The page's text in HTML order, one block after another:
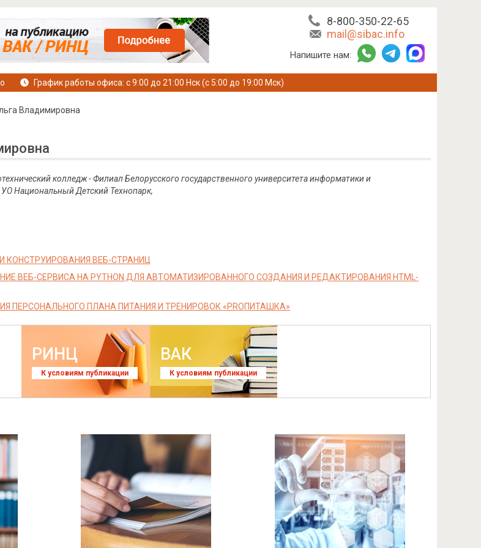
8-800-350-22-65
mail@sibac.info
Напишите нам:
График работы офиса: с 9:00 до 21:00 Нск (с 5:00 до 19:00 Мск)
Владимировна
колледж-ФилиалБелорусского государственного университета информатики и
УО Национальный Детский Технопарк,
КОНСТРУИРОВАНИЯ ВЕБ-СТРАНИЦ
ВЕБ-СЕРВИСА НА PYTHON ДЛЯ АВТОМАТИЗИРОВАННОГО СОЗДАНИЯ И РЕДАКТИРОВАНИЯ HTML-
ПЕРСОНАЛЬНОГО ПЛАНА ПИТАНИЯ И ТРЕНИРОВОК «PROПИТАШКА»
РИНЦ
К условиям публикации
ВАК
К условиям публикации